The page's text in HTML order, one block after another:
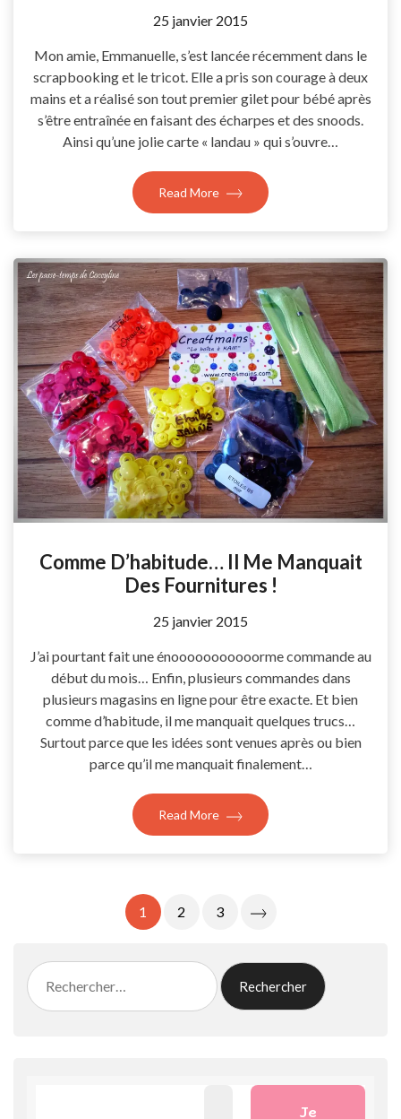
by
25 janvier 2015
Mon amie, Emmanuelle, s’est lancée récemment dans le
scrapbooking et le tricot. Elle a pris son courage à deux
mains et a réalisé son tout premier gilet pour bébé après
s’être entraînée en faisant des écharpes et des snoods.
Ainsi qu’une jolie carte « landau » qui s’ouvre…
Read More
Comme D’habitude… Il Me Manquait
Des Fournitures !
by
25 janvier 2015
J’ai pourtant fait une énooooooooooorme commande au
début du mois… Enfin, plusieurs commandes dans
plusieurs magasins en ligne pour être exacte. Et bien
comme d’habitude, il me manquait quelques trucs…
Surtout parce que les idées sont venues après ou bien
parce qu’il me manquait finalement…
Read More
1 2 3
Rechercher :